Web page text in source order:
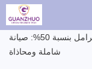
أدوات عملية لفقدان عمر دوائر الفرامل بنسبة 50%: صيانة
شاملة ومحاذاة